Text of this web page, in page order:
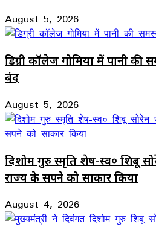
August 5, 2026
डिग्री कॉलेज गोमिया में पानी
बंद
August 5, 2026
दिशोम गुरु स्मृति शेष-स्व० शिबू
राज्य के सपने को साकार किया
August 4, 2026